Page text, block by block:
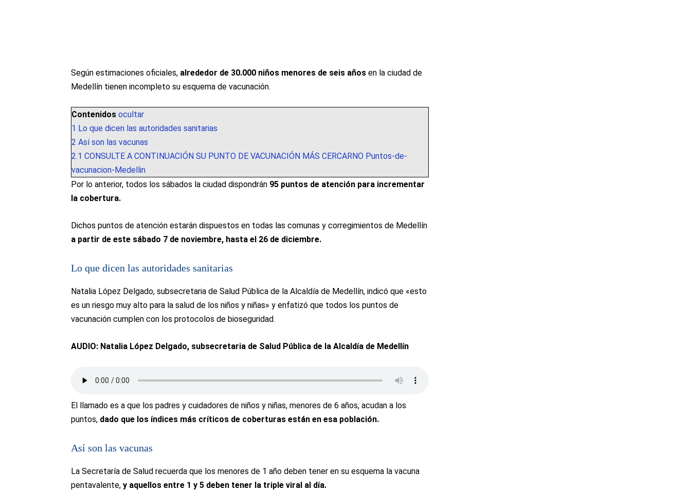
Según estimaciones oficiales, alrededor de 30.000 niños menores de seis años en la ciudad de
Medellín tienen incompleto su esquema de vacunación.
Contenidos ocultar
1 Lo que dicen las autoridades sanitarias
2 Así son las vacunas
2.1 CONSULTE A CONTINUACIÓN SU PUNTO DE VACUNACIÓN MÁS CERCARNO Puntos-de-
vacunacion-Medellin
Por lo anterior, todos los sábados la ciudad dispondrán 95 puntos de atención para incrementar
la cobertura.
Dichos puntos de atención estarán dispuestos en todas las comunas y corregimientos de Medellín
a partir de este sábado 7 de noviembre, hasta el 26 de diciembre.
Lo que dicen las autoridades sanitarias
Natalia López Delgado, subsecretaria de Salud Pública de la Alcaldía de Medellín, indicó que «esto
es un riesgo muy alto para la salud de los niños y niñas» y enfatizó que todos los puntos de
vacunación cumplen con los protocolos de bioseguridad.
AUDIO: Natalia López Delgado, subsecretaria de Salud Pública de la Alcaldía de Medellín
El llamado es a que los padres y cuidadores de niños y niñas, menores de 6 años, acudan a los
puntos, dado que los índices más críticos de coberturas están en esa población.
Así son las vacunas
La Secretaría de Salud recuerda que los menores de 1 año deben tener en su esquema la vacuna
pentavalente, y aquellos entre 1 y 5 deben tener la triple viral al día.